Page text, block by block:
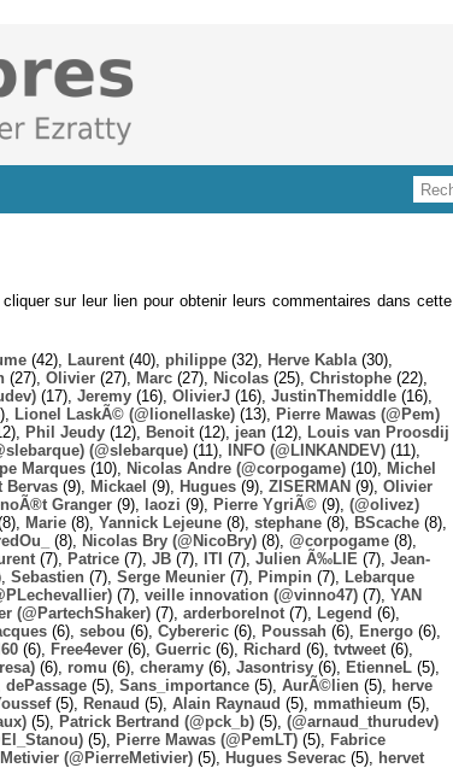
sur leur lien pour obtenir leurs commentaires dans cette
(42), Laurent (40), philippe (32), Herve Kabla (30),
(27), Olivier (27), Marc (27), Nicolas (25), Christophe (22),
(17), Jeremy (16), OlivierJ (16), JustinThemiddle (16),
Lionel LaskÃ© (@lionellaske) (13),
Pierre Mawas (@Pem)
Phil Jeudy (12), Benoit (12), jean (12),
Louis van Proosdij
(@slebarque) (11), INFO (@LINKANDEV) (11),
Marques (10), Nicolas Andre (@corpogame) (10),
Michel
Bervas (9), Mickael (9), Hugues (9), ZISERMAN (9), Olivier
Granger (9), laozi (9), Pierre YgriÃ© (9), (@olivez)
Marie (8), Yannick Lejeune (8), stephane (8), BScache (8),
(8), Nicolas Bry (@NicoBry) (8), @corpogame (8),
(7), Patrice (7), JB (7), ITI (7), Julien Ã‰LIE (7), Jean-
Sebastien (7), Serge Meunier (7), Pimpin (7),
Lebarque
(7), veille innovation (@vinno47) (7), YAN
(@PartechShaker) (7), arderborelnot (7), Legend (6),
(6), sebou (6), Cybereric (6), Poussah (6), Energo (6),
(6), Free4ever (6), Guerric (6), Richard (6), tvtweet (6),
(6), romu (6), cheramy (6), Jasontrisy (6), EtienneL (5),
dePassage (5), Sans_importance (5), AurÃ©lien (5),
herve
(5), Renaud (5), Alain Raynaud (5), mmathieum (5),
(5), Patrick Bertrand (@pck_b) (5), (@arnaud_thurudev)
(5), Pierre Mawas (@PemLT) (5),
Fabrice
(@PierreMetivier) (5), Hugues Severac (5),
hervet